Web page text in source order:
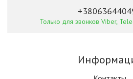
Только для звонков Viber,